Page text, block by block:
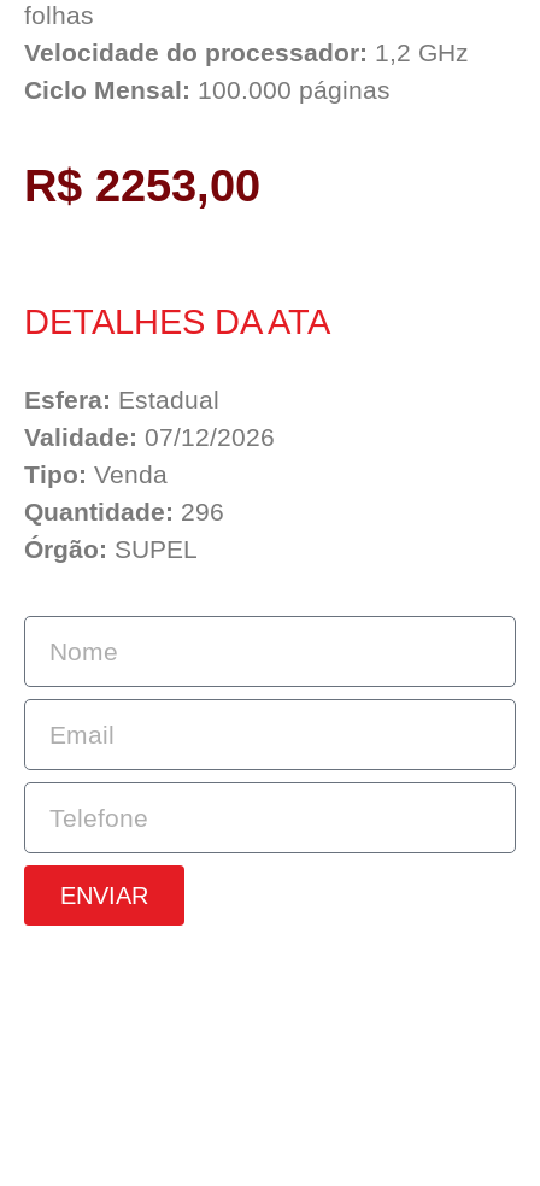
folhas
Velocidade do processador: 1,2 GHz
Ciclo Mensal: 100.000 páginas
R$ 2253,00
DETALHES DA ATA
Esfera: Estadual
Validade: 07/12/2026
Tipo: Venda
Quantidade: 296
Órgão: SUPEL
ENVIAR